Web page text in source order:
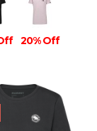
20% Off